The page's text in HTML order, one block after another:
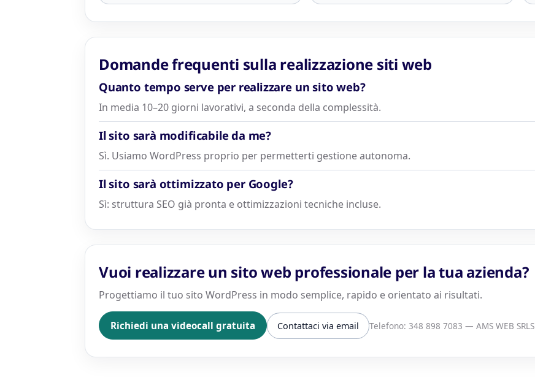
Domande frequenti sulla realizzazione siti web
Quanto tempo serve per realizzare un sito web?
In media 10–20 giorni lavorativi, a seconda della complessità.
Il sito sarà modificabile da me?
Sì. Usiamo WordPress proprio per permetterti gestione autonoma.
Il sito sarà ottimizzato per Google?
Sì: struttura SEO già pronta e ottimizzazioni tecniche incluse.
Vuoi realizzare un sito web professionale per la tua azienda?
Progettiamo il tuo sito WordPress in modo semplice, rapido e orientato ai risultati.
Richiedi una videocall gratuita Contattaci via email Telefono: 348 898 7083 — AMS WEB SRLS